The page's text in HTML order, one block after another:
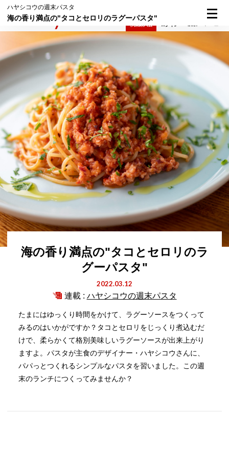
ハヤシコウの週末パスタ
海の香り満点の"タコとセロリのラグーパスタ"
海の香り満点の"タコとセロリのラ
グーパスタ"
2022.03.12
連載 : ハヤシコウの週末パスタ
たまにはゆっくり時間をかけて、ラグーソースをつくって
みるのはいかがですか？タコとセロリをじっくり煮込むだ
けで、柔らかくて格別美味しいラグーソースが出来上がり
ますよ。パスタが主食のデザイナー・ハヤシコウさんに、
パパっとつくれるシンプルなパスタを習いました。この週
末のランチにつくってみませんか？